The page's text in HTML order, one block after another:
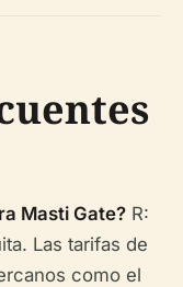
Masti Gate? R:
Las tarifas de
como el